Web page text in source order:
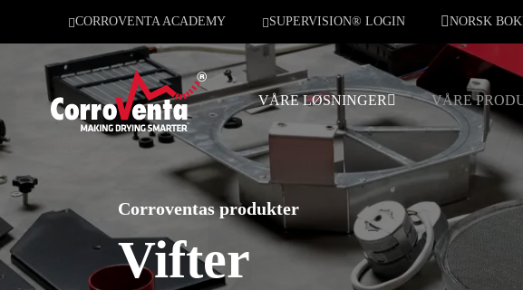
CORROVENTA ACADEMY SUPERVISION® LOGIN NORSK
VÅRE LØSNINGER VÅRE
Corroventas produkter
Vifter